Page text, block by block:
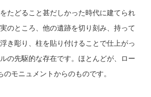
たどること甚だしかった時代に建てられ
のところ、他の遺跡を切り刻み、持って
き彫り、柱を貼り付けることで仕上がっ
の先駆的な存在です。ほとんどが、ロー
モニュメントからのものです。